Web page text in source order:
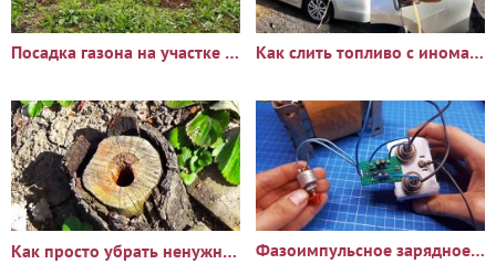
Посадка газона на участке с сорняками: опыт и результаты Как слить топливо с иномарки через горловину бака
Как просто убрать ненужный пень?🪵 Фазоимпульсное зарядное устройство своими руками